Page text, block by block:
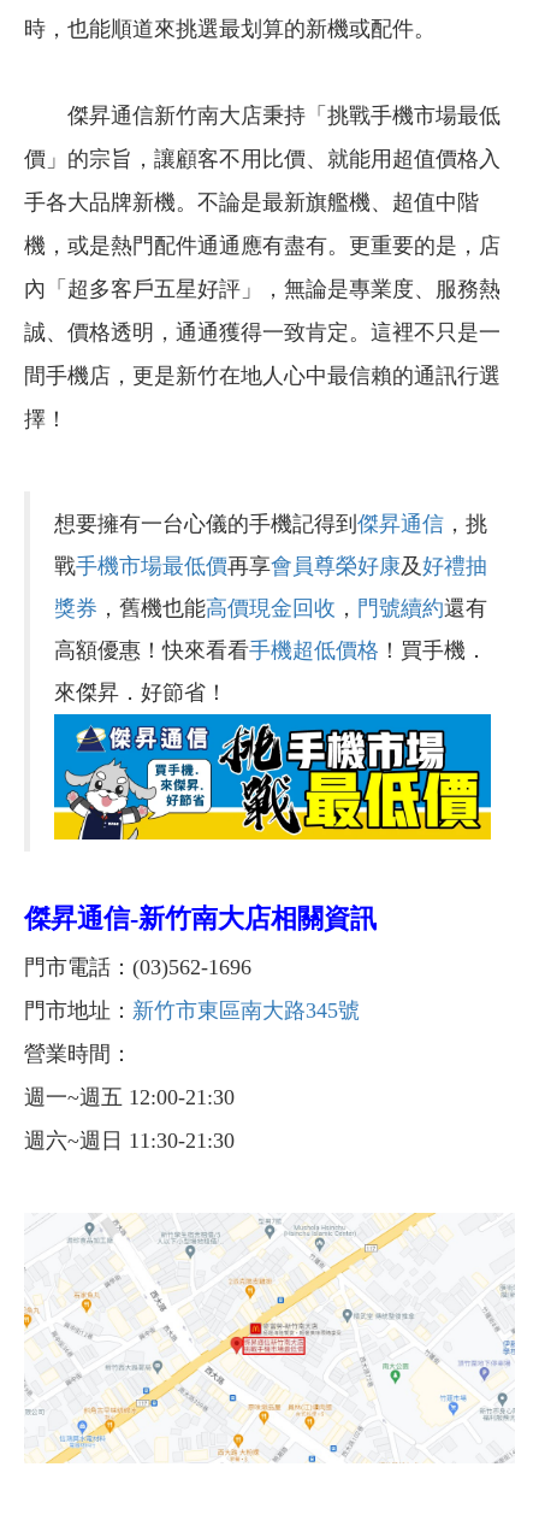
時，也能順道來挑選最划算的新機或配件。
傑昇通信新竹南大店秉持「挑戰手機市場最低
價」的宗旨，讓顧客不用比價、就能用超值價格入
手各大品牌新機。不論是最新旗艦機、超值中階
機，或是熱門配件通通應有盡有。更重要的是，店
內「超多客戶五星好評」，無論是專業度、服務熱
誠、價格透明，通通獲得一致肯定。這裡不只是一
間手機店，更是新竹在地人心中最信賴的通訊行選
擇！
想要擁有一台心儀的手機記得到 傑昇通信 ，挑
戰手機市場最低價再享會員尊榮好康及好禮抽
獎券 ，舊機也能高價現金回收 ， 門號續約還有
高額優惠！快來看看手機超低價格 ！買手機．
來傑昇．好節省！
傑昇通信-新竹南大店相關資訊
門市電話：(03)562-1696
門市地址： 新竹市東區南大路345號
營業時間：
週一~週五 12:00-21:30
週六~週日 11:30-21:30